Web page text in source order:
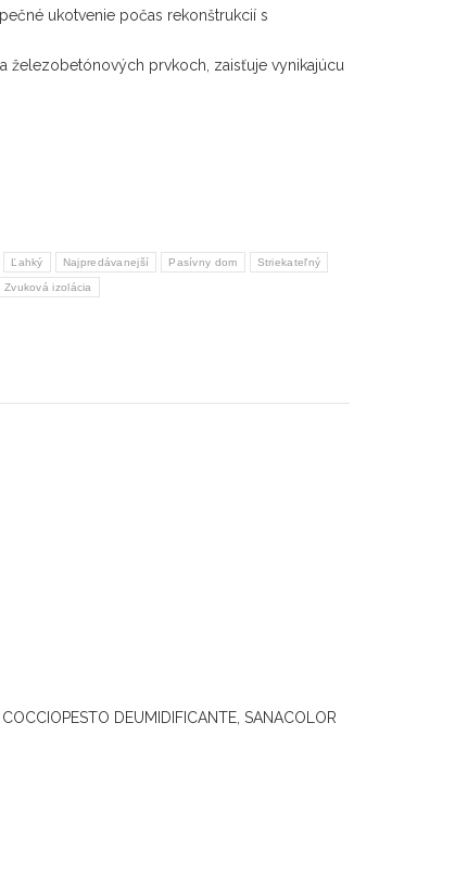
ukotvenie počas rekonštrukcií s
železobetónových prvkoch, zaisťuje vynikajúcu
Ľahký Najpredávanejší Pasívny dom Striekateľný
Zvuková izolácia
DEUMIDIFICANTE, SANACOLOR